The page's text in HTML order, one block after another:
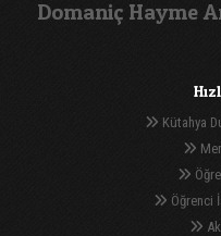
Domaniç Hayme
Kütahya
Öğrenci